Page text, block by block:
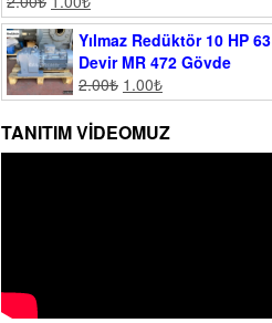
Yılmaz Redüktör 10 HP 63
Devir MR 472 Gövde
2.00₺ 1.00₺
TANITIM VIDEOMUZ